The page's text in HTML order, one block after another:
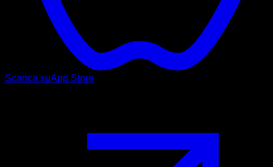
Scarica suApp Store